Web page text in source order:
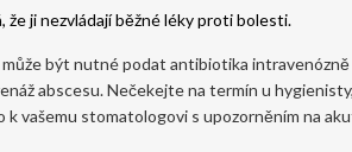
že ji nezvládají běžné léky proti bolesti.
být nutné podat antibiotika
abscesu. Nečekejte na termín u
vašemu stomatologovi s upozorněním na